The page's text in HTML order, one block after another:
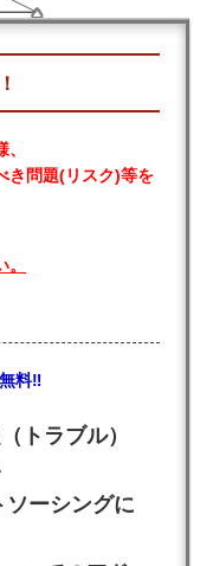
き問題(リスク)等を
無料‼
トラブル）
ーシングに